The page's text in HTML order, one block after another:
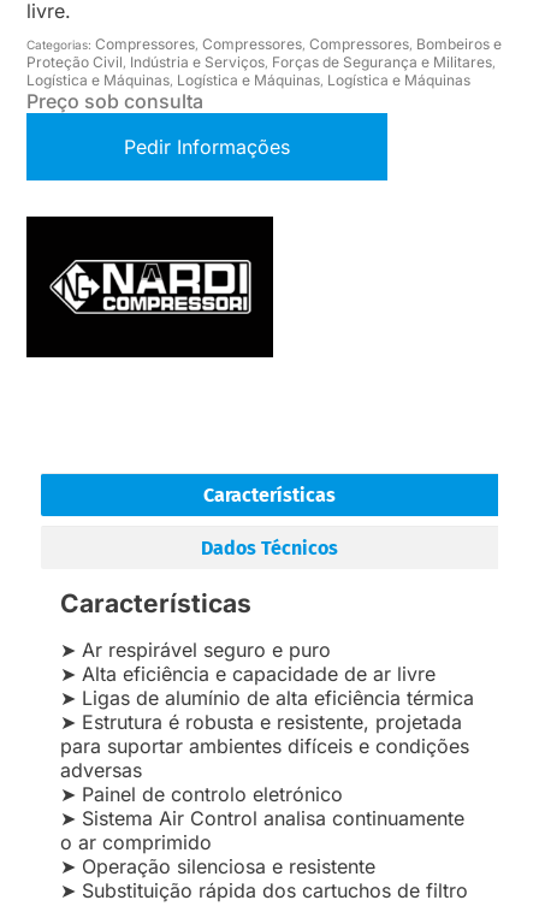
livre.
Categorias:Compressores,Compressores,Compressores, Bombeiros e
Proteção Civil, Indústria e Serviços, Forças de Segurança e Militares,
Logística e Máquinas, Logística e Máquinas, Logística e Máquinas
Preço sob consulta
Pedir Informações
Características
Dados Técnicos
Características
➤ Ar respirável seguro e puro
➤ Alta eficiência e capacidade de ar livre
➤ Ligas de alumínio de alta eficiência térmica
➤ Estrutura é robusta e resistente, projetada
para suportar ambientes difíceis e condições
adversas
➤ Painel de controlo eletrónico
➤ Sistema Air Control analisa continuamente
o ar comprimido
➤ Operação silenciosa e resistente
➤ Substituição rápida dos cartuchos de filtro